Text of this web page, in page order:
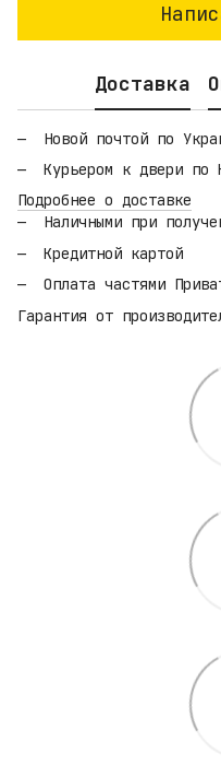
Доставка
Новой почтой по
Курьером к двери по
Подробнее о доставке
Наличными при
Кредитной картой
Оплата частями
Гарантия от